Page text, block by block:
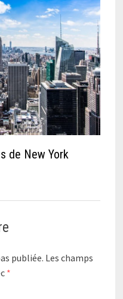
de New York
publiée. Les champs
*